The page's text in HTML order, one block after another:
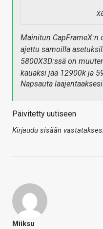
Mainitun CapFrameX:n
ajettu samoilla
5800X3D:ssä on
kauaksi jää 12900k ja
Napsauta
Päivitetty uutiseen
Kirjaudu sisään
Miiksu